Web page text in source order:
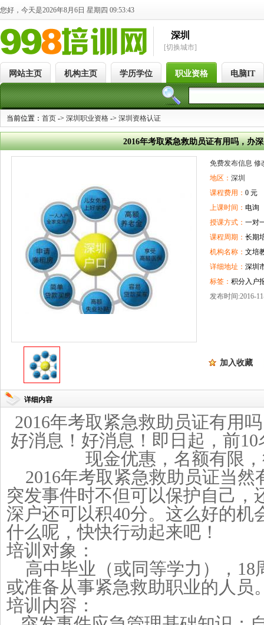
您好，今天是2026年8月6日 星期四 09:53:44
深圳
[切换城市]
网站主页 机构主页 学历学位 职业资格 电脑IT
当前位置： 首页 -> 深圳职业资格 -> 深圳资格认证
2016年考取紧急救助员证有用吗，办
免费发布信息 修
地区： 深圳
课程费用： 0 元
上课时间： 电询
授课方式： 一对
课程周期： 长期
机构名称： 文培
详细地址： 深圳
标签： 积分入户
发布时间:2016-
加入收藏
详细内容
2016年考取紧急救助员证有用
好消息！好消息！即日起，前
现金优惠，名额有限
2016年考取紧急救助员证当
突发事件时不但可以保护自己，
深户还可以积40分。这么好的机
什么呢，快快行动起来吧！
培训对象：
高中毕业（或同等学力）， 18
或准备从事紧急救助职业的人员
培训内容：